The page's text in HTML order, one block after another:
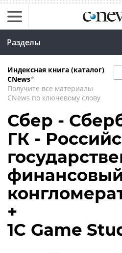
Разделы
Индексная книга (каталог)
CNews*
Получите все материалы
CNews по ключевому слову
Сбер -
ГК -
+
1С Game